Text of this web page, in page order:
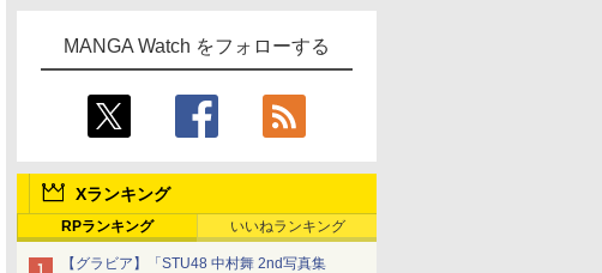
MANGA Watch をフォローする
Xランキング
RPランキング いいねランキング
【グラビア】「STU48 中村舞 2nd写真集